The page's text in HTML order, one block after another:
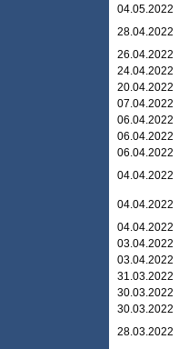
04.05.2022
28.04.2022
26.04.2022
24.04.2022
20.04.2022
07.04.2022
06.04.2022
06.04.2022
06.04.2022
04.04.2022
04.04.2022
04.04.2022
03.04.2022
03.04.2022
31.03.2022
30.03.2022
30.03.2022
28.03.2022